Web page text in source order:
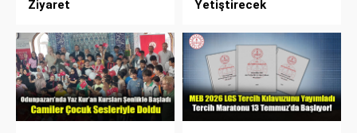
Ziyaret
Yetiştirecek